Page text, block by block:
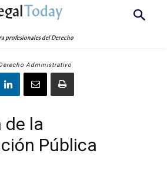
Today
profesionales del Derecho
Administrativo
de la
Pública